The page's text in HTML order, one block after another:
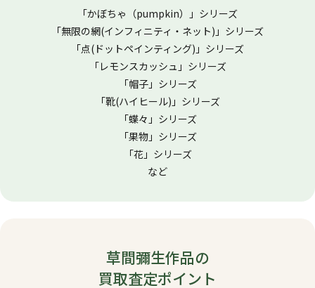
「かぼちゃ（pumpkin）」シリーズ
「無限の網(インフィニティ・ネット)」シリーズ
「点(ドットペインティング)」シリーズ
「レモンスカッシュ」シリーズ
「帽子」シリーズ
「靴(ハイヒール)」シリーズ
「蝶々」シリーズ
「果物」シリーズ
「花」シリーズ
など
草間彌生作品の
買取査定ポイント